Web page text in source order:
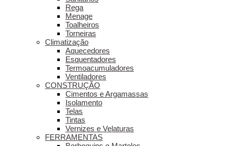
Rega
Menage
Toalheiros
Torneiras
Climatização
Aquecedores
Esquentadores
Termoacumuladores
Ventiladores
CONSTRUÇÃO
Cimentos e Argamassas
Isolamento
Telas
Tintas
Vernizes e Velaturas
FERRAMENTAS